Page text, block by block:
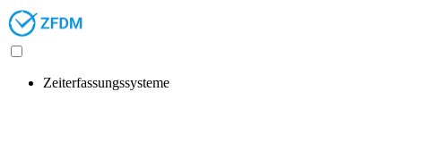
Zeiterfassungssysteme